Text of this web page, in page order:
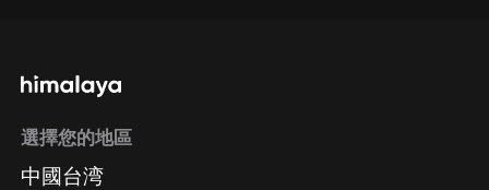
選擇您的地區
中國台湾